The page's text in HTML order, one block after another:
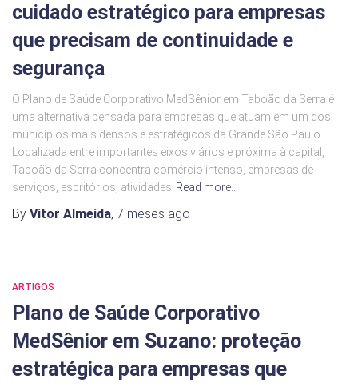
cuidado estratégico para empresas
que precisam de continuidade e
segurança
O Plano de Saúde Corporativo MedSênior em Taboão da Serra é
uma alternativa pensada para empresas que atuam em um dos
municípios mais densos e estratégicos da Grande São Paulo.
Localizada entre importantes eixos viários e próxima à capital,
Taboão da Serra concentra comércio intenso, empresas de
serviços, escritórios, atividades Read more…
By Vitor Almeida, 7 meses ago
ARTIGOS
Plano de Saúde Corporativo
MedSênior em Suzano: proteção
estratégica para empresas que